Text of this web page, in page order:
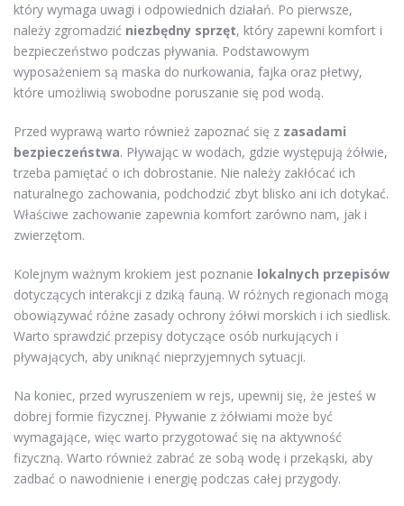
który wymaga uwagi i odpowiednich działań. Po pierwsze,
należy zgromadzić niezbędny sprzęt, który zapewni komfort i
bezpieczeństwo podczas pływania. Podstawowym
wyposażeniem są maska do nurkowania, fajka oraz płetwy,
które umożliwią swobodne poruszanie się pod wodą.
Przed wyprawą warto również zapoznać się z zasadami
bezpieczeństwa. Pływając w wodach, gdzie występują żółwie,
trzeba pamiętać o ich dobrostanie. Nie należy zakłócać ich
naturalnego zachowania, podchodzić zbyt blisko ani ich dotykać.
Właściwe zachowanie zapewnia komfort zarówno nam, jak i
zwierzętom.
Kolejnym ważnym krokiem jest poznanie lokalnych przepisów
dotyczących interakcji z dziką fauną. W różnych regionach mogą
obowiązywać różne zasady ochrony żółwi morskich i ich siedlisk.
Warto sprawdzić przepisy dotyczące osób nurkujących i
pływających, aby uniknąć nieprzyjemnych sytuacji.
Na koniec, przed wyruszeniem w rejs, upewnij się, że jesteś w
dobrej formie fizycznej. Pływanie z żółwiami może być
wymagające, więc warto przygotować się na aktywność
fizyczną. Warto również zabrać ze sobą wodę i przekąski, aby
zadbać o nawodnienie i energię podczas całej przygody.